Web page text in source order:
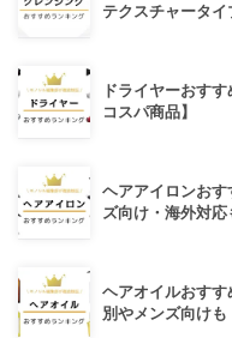
テクスチャータイ
ドライヤーおす
コスパ商品】
ヘアアイロンお
ズ向け・海外対応
ヘアオイルおす
別やメンズ向けも